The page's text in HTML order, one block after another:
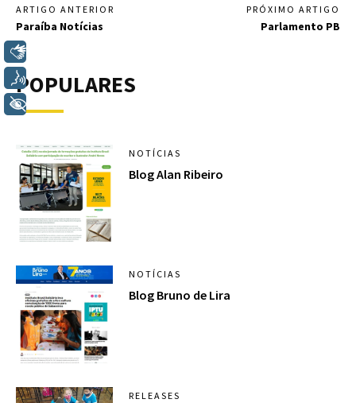
ARTIGO ANTERIOR
Paraíba Notícias
PRÓXIMO ARTIGO
Parlamento PB
POPULARES
NOTÍCIAS
Blog Alan Ribeiro
NOTÍCIAS
Blog Bruno de Lira
RELEASES
Voz